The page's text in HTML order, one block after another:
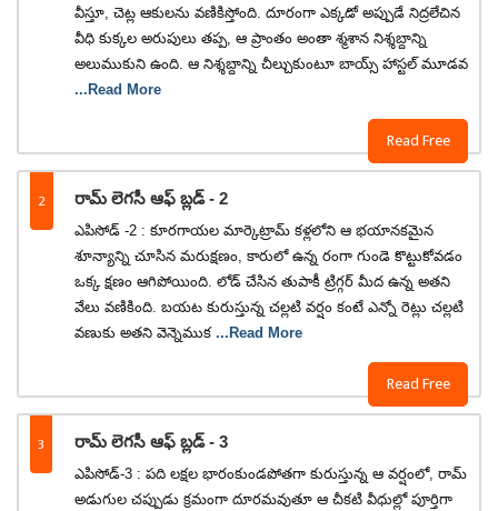
Read Free
వీస్తూ, చెట్ల ఆకులను వణికిస్తోంది. దూరంగా ఎక్కడో అప్పుడే నిద్రలేచిన
వీధి కుక్కల అరుపులు తప్ప, ఆ ప్రాంతం అంతా శ్మశాన నిశ్శబ్దాన్ని
అలుముకుని ఉంది. ఆ నిశ్శబ్దాన్ని చీల్చుకుంటూ బాయ్స్ హాస్టల్ మూడవ
...Read More
2 రామ్ లెగసీ ఆఫ్ బ్లడ్ - 2
Read Free
ఎపిసోడ్ -2 : కూరగాయల మార్కెట్రామ్ కళ్లలోని ఆ భయానకమైన
శూన్యాన్ని చూసిన మరుక్షణం, కారులో ఉన్న రంగా గుండె కొట్టుకోవడం
ఒక్క క్షణం ఆగిపోయింది. లోడ్ చేసిన తుపాకీ ట్రిగ్గర్ మీద ఉన్న అతని
వేలు వణికింది. బయట కురుస్తున్న చల్లటి వర్షం కంటే ఎన్నో రెట్లు చల్లటి
వణుకు అతని వెన్నెముక ...Read More
3 రామ్ లెగసీ ఆఫ్ బ్లడ్ - 3
ఎపిసోడ్-3 : పది లక్షల భారంకుండపోతగా కురుస్తున్న ఆ వర్షంలో, రామ్
అడుగుల చప్పుడు క్రమంగా దూరమవుతూ ఆ చీకటి వీధుల్లో పూర్తిగా